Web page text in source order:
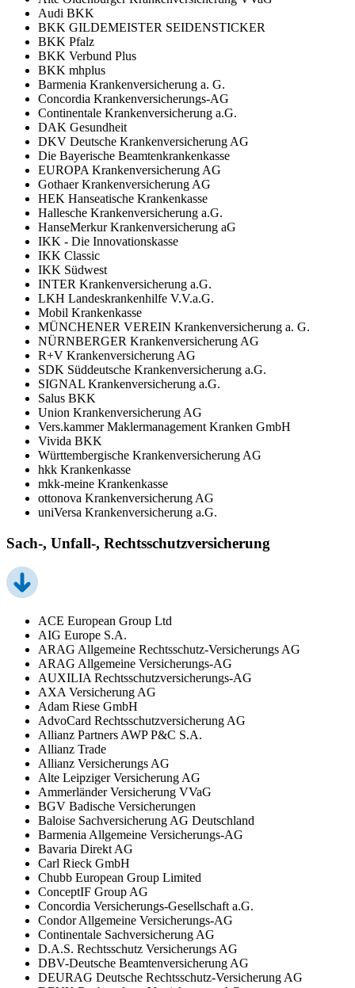
Audi BKK
BKK GILDEMEISTER SEIDENSTICKER
BKK Pfalz
BKK Verbund Plus
BKK mhplus
Barmenia Krankenversicherung a. G.
Concordia Krankenversicherungs-AG
Continentale Krankenversicherung a.G.
DAK Gesundheit
DKV Deutsche Krankenversicherung AG
Die Bayerische Beamtenkrankenkasse
EUROPA Krankenversicherung AG
Gothaer Krankenversicherung AG
HEK Hanseatische Krankenkasse
Hallesche Krankenversicherung a.G.
HanseMerkur Krankenversicherung aG
IKK - Die Innovationskasse
IKK Classic
IKK Südwest
INTER Krankenversicherung a.G.
LKH Landeskrankenhilfe V.V.a.G.
Mobil Krankenkasse
MÜNCHENER VEREIN Krankenversicherung a. G.
NÜRNBERGER Krankenversicherung AG
R+V Krankenversicherung AG
SDK Süddeutsche Krankenversicherung a.G.
SIGNAL Krankenversicherung a.G.
Salus BKK
Union Krankenversicherung AG
Vers.kammer Maklermanagement Kranken GmbH
Vivida BKK
Württembergische Krankenversicherung AG
hkk Krankenkasse
mkk-meine Krankenkasse
ottonova Krankenversicherung AG
uniVersa Krankenversicherung a.G.
Sach-, Unfall-, Rechtsschutzversicherung
ACE European Group Ltd
AIG Europe S.A.
ARAG Allgemeine Rechtsschutz-Versicherungs AG
ARAG Allgemeine Versicherungs-AG
AUXILIA Rechtsschutzversicherungs-AG
AXA Versicherung AG
Adam Riese GmbH
AdvoCard Rechtsschutzversicherung AG
Allianz Partners AWP P&C S.A.
Allianz Trade
Allianz Versicherungs AG
Alte Leipziger Versicherung AG
Ammerländer Versicherung VVaG
BGV Badische Versicherungen
Baloise Sachversicherung AG Deutschland
Barmenia Allgemeine Versicherungs-AG
Bavaria Direkt AG
Carl Rieck GmbH
Chubb European Group Limited
ConceptIF Group AG
Concordia Versicherungs-Gesellschaft a.G.
Condor Allgemeine Versicherungs-AG
Continentale Sachversicherung AG
D.A.S. Rechtsschutz Versicherungs AG
DBV-Deutsche Beamtenversicherung AG
DEURAG Deutsche Rechtsschutz-Versicherung AG